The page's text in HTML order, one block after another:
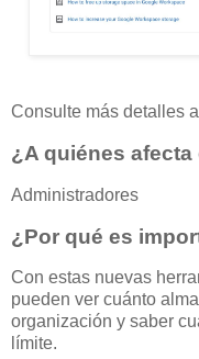
Consulte más detalles
¿A quiénes afecta
Administradores
¿Por qué es
Con estas nuevas
pueden ver cuánto
organización y saber
límite.